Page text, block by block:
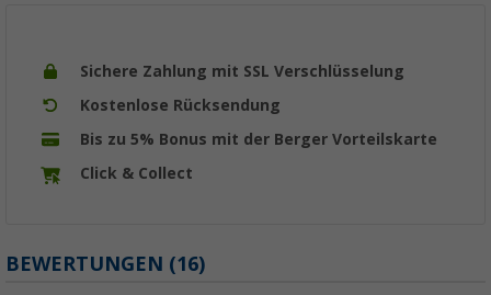
Sichere Zahlung mit SSL Verschlüsselung
Kostenlose Rücksendung
Bis zu 5% Bonus mit der Berger Vorteilskarte
Click & Collect
BEWERTUNGEN (16)